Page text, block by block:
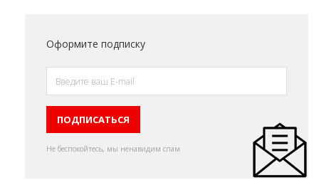
Оформите подписку
Не беспокойтесь, мы ненавидим спам